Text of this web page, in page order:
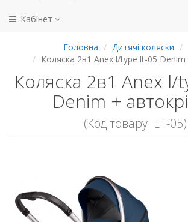
Кабінет
Головна Дитячі коляски
Коляска 2в1 Anex l/type lt-05 Denim
Коляска 2в1 Anex l/
Denim +
(Код товару: LT-05)